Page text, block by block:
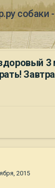
собаки
3
2015